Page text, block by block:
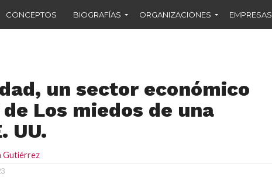
CONCEPTOS BIOGRAFÍAS ORGANIZACIONES EMPRESAS
un sector económico
Los miedos de una
UU.
Gutiérrez